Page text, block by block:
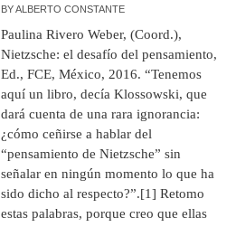
BYALBERTO CONSTANTE
Paulina Rivero Weber, (Coord.),
Nietzsche: el desafío del pensamiento,
Ed., FCE, México, 2016. “Tenemos
aquí un libro, decía Klossowski, que
dará cuenta de una rara ignorancia:
¿cómo ceñirse a hablar del
“pensamiento de Nietzsche” sin
señalar en ningún momento lo que ha
sido dicho al respecto?”.[1] Retomo
estas palabras, porque creo que ellas